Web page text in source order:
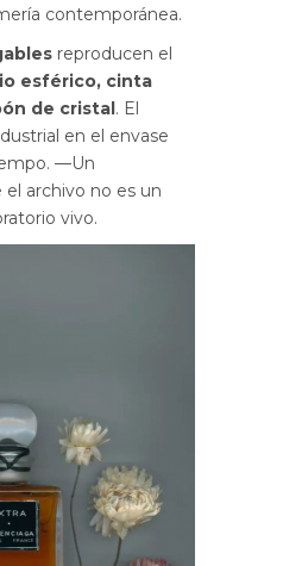
contemporánea.
reproducen el
esférico, cinta
de cristal. El
en el envase
—Un
archivo no es un
vivo.